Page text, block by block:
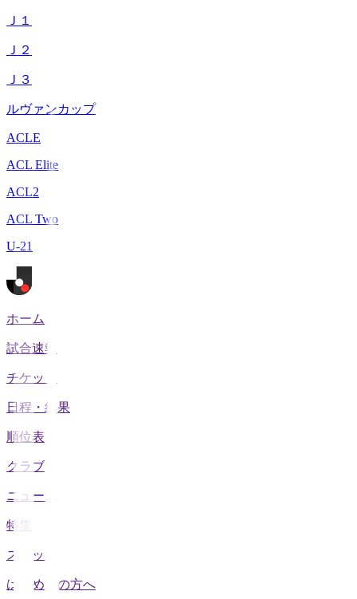
Ｊ１
Ｊ２
Ｊ３
ルヴァンカップ
ACLE
ACL Elite
ACL2
ACL Two
U-21
ホーム
試合速報
チケット
日程・結果
順位表
クラブ
ニュース
特集
スタッツ
はじめての方へ